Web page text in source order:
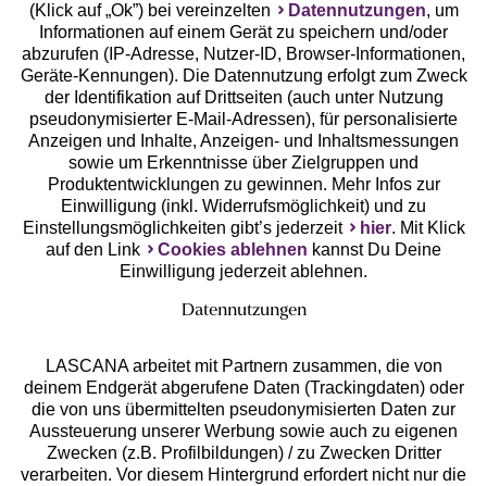
Geprüfte Sicherheit
Unsere Apps
Services
Beratung
(Klick auf „Ok”) bei vereinzelten
Datennutzungen, um
Informationen auf einem Gerät zu speichern und/oder
abzurufen (IP-Adresse, Nutzer-ID, Browser-Informationen,
Geräte-Kennungen). Die Datennutzung erfolgt zum Zweck
der Identifikation auf Drittseiten (auch unter Nutzung
pseudonymisierter E-Mail-Adressen), für personalisierte
Anzeigen und Inhalte, Anzeigen- und Inhaltsmessungen
sowie um Erkenntnisse über Zielgruppen und
Produktentwicklungen zu gewinnen. Mehr Infos zur
Einwilligung (inkl. Widerrufsmöglichkeit) und zu
Einstellungsmöglichkeiten gibt’s jederzeit
hier. Mit Klick
auf den Link
Cookies ablehnen kannst Du Deine
Einwilligung jederzeit ablehnen.
Datennutzungen
LASCANA arbeitet mit Partnern zusammen, die von
deinem Endgerät abgerufene Daten (Trackingdaten) oder
die von uns übermittelten pseudonymisierten Daten zur
Aussteuerung unserer Werbung sowie auch zu eigenen
Zwecken (z.B. Profilbildungen) / zu Zwecken Dritter
verarbeiten. Vor diesem Hintergrund erfordert nicht nur die